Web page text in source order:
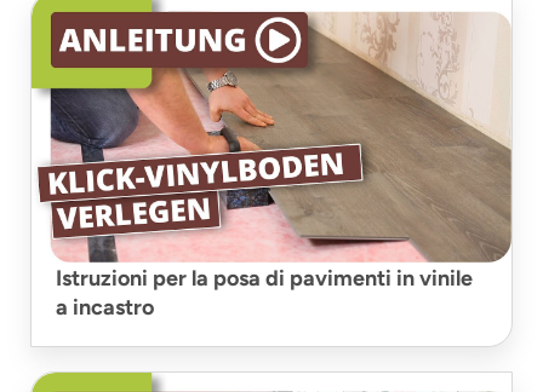
Istruzioni per la posa di pavimenti in vinile
a incastro